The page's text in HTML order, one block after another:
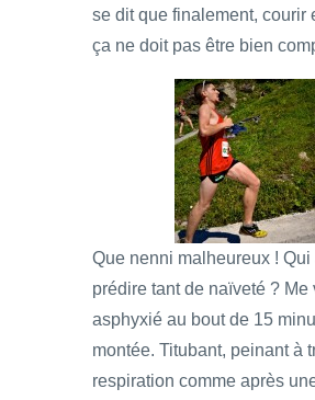
se dit que finalement, courir
ça ne doit pas être bien
Que nenni malheureux ! Qui
prédire tant de naïveté ? Me
asphyxié au bout de 15
montée. Titubant, peinant à
respiration comme après